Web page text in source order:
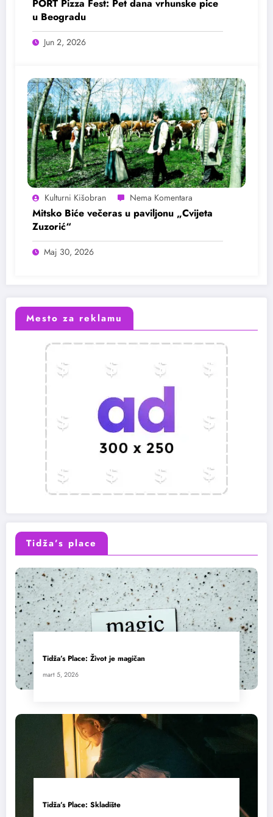
PORT Pizza Fest: Pet dana vrhunske pice
u Beogradu
Jun 2, 2026
Kulturni Kišobran
Mitsko Biće večeras u paviljonu „Cvijeta
Zuzorić“
Maj 30, 2026
Mesto za reklamu
Tidža’s place
Tidža’s Place: Život je magičan
mart 5, 2026
Tidža’s Place: Skladište